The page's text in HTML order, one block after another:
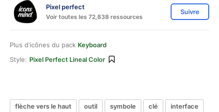
Pixel perfect
Voir toutes les 72,838 ressources
Suivre
Plus d'icônes du pack Keyboard
Style: Pixel Perfect Lineal Color
flèche vers le haut outil symbole clé
interface